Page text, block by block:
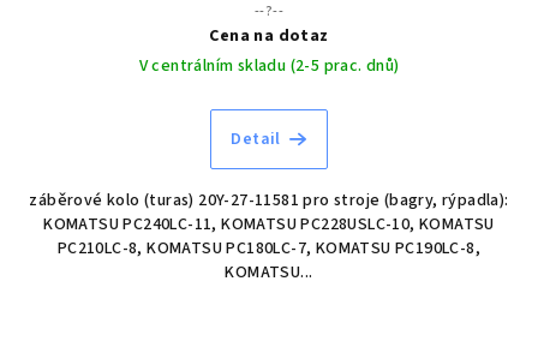
--?--
Cena na dotaz
V centrálním skladu (2-5 prac. dnů)
Detail
záběrové kolo (turas) 20Y-27-11581 pro stroje (bagry, rýpadla):
KOMATSU PC240LC-11, KOMATSU PC228USLC-10, KOMATSU
PC210LC-8, KOMATSU PC180LC-7, KOMATSU PC190LC-8,
KOMATSU...